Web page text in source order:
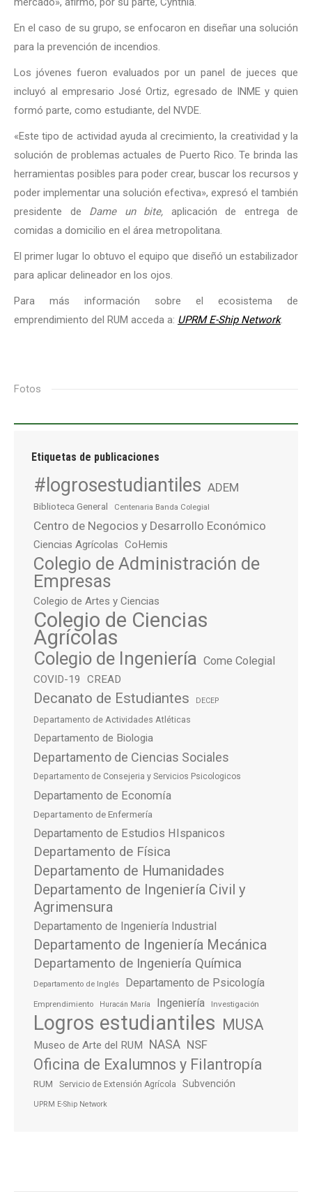
En el caso de su grupo, se enfocaron en diseñar una solución
para la prevención de incendios.
Los jóvenes fueron evaluados por un panel de jueces que
incluyó al empresario José Ortiz, egresado de INME y quien
formó parte, como estudiante, del NVDE.
«Este tipo de actividad ayuda al crecimiento, la creatividad y la
solución de problemas actuales de Puerto Rico. Te brinda las
herramientas posibles para poder crear, buscar los recursos y
poder implementar una solución efectiva», expresó el también
presidente de Dame un bite, aplicación de entrega de
comidas a domicilio en el área metropolitana.
El primer lugar lo obtuvo el equipo que diseñó un estabilizador
para aplicar delineador en los ojos.
Para más información sobre el ecosistema de
emprendimiento del RUM acceda a: UPRM E-Ship Network.
Fotos
Etiquetas de publicaciones
#logrosestudiantiles ADEM
Biblioteca General Centenaria Banda Colegial
Centro de Negocios y Desarrollo Económico
Ciencias Agrícolas CoHemis
Colegio de Administración de
Empresas
Colegio de Artes y Ciencias
Colegio de Ciencias
Agrícolas
Colegio de Ingeniería Come Colegial
COVID-19 CREAD
Decanato de Estudiantes DECEP
Departamento de Actividades Atléticas
Departamento de Biologia
Departamento de Ciencias Sociales
Departamento de Consejeria y Servicios Psicologicos
Departamento de Economía
Departamento de Enfermería
Departamento de Estudios HIspanicos
Departamento de Física
Departamento de Humanidades
Departamento de Ingeniería Civil y
Agrimensura
Departamento de Ingeniería Industrial
Departamento de Ingeniería Mecánica
Departamento de Ingeniería Química
Departamento de Inglés Departamento de Psicología
Emprendimiento Huracán María Ingeniería Investigación
Logros estudiantiles MUSA
Museo de Arte del RUM NASA NSF
Oficina de Exalumnos y Filantropía
RUM Servicio de Extensión Agrícola Subvención
UPRM E-Ship Network